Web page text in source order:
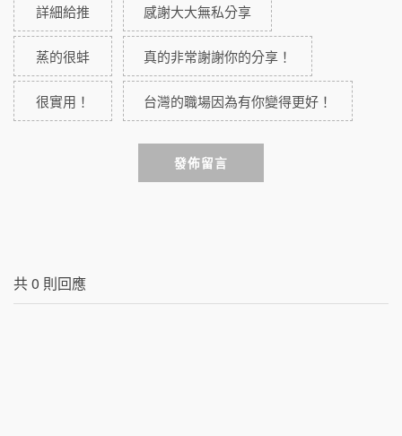
詳細給推 感謝大大無私分享
蒸的很蚌 真的非常謝謝你的分享！
很實用！ 台灣的職場因為有你變得更好！
發佈留言
共0 則回應